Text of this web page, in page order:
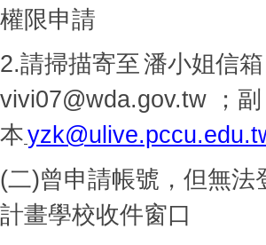
權限申請
2.請掃描寄至 潘小姐信箱
vivi07@wda.gov.tw
；副
本
(二)曾申請帳號，但無法
計畫學校收件窗口